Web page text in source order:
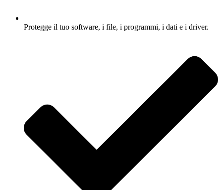
Protegge il tuo software, i file, i programmi, i dati e i driver.